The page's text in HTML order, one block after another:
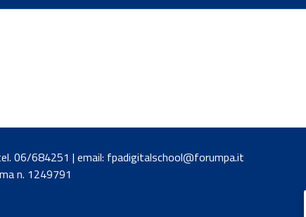
06/684251 | email: fpadigitalschool@forumpa.it
n. 1249791